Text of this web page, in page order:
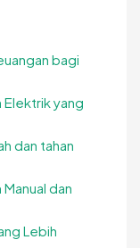
bagi
Elektrik yang
dan tahan
dan
Lebih